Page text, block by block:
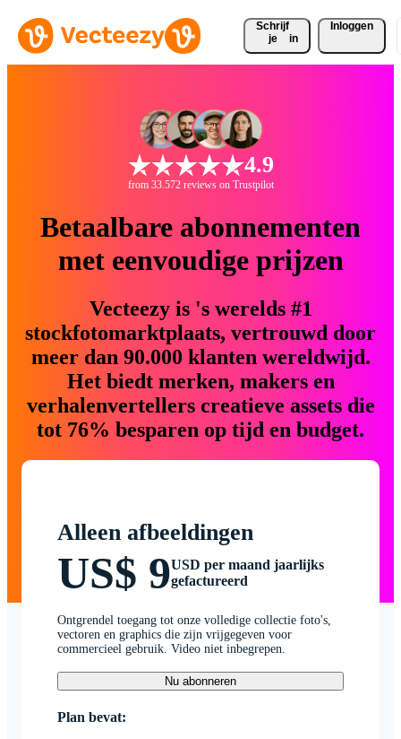
Schrijf
je
in
Inloggen
4.9
from 33.572 reviews on Trustpilot
Betaalbare abonnementen
met eenvoudige prijzen
Vecteezy is 's werelds #1
stockfotomarktplaats, vertrouwd door
meer dan 90.000 klanten wereldwijd.
Het biedt merken, makers en
verhalenvertellers creatieve assets die
tot 76% besparen op tijd en budget.
Alleen afbeeldingen
US$ 9USD per maand jaarlijks
gefactureerd
Ontgrendel toegang tot onze volledige collectie foto's,
vectoren en graphics die zijn vrijgegeven voor
commercieel gebruik. Video niet inbegrepen.
Nu abonneren
Plan bevat: